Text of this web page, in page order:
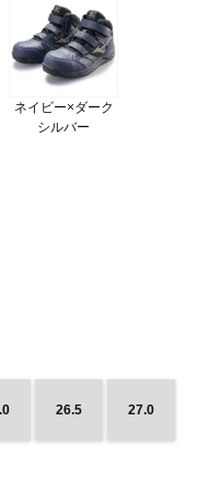
ネイビー×ダーク
シルバー
26.5 27.0